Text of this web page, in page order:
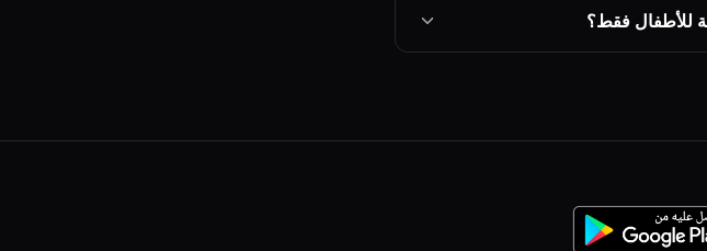
للأطفال فقط؟